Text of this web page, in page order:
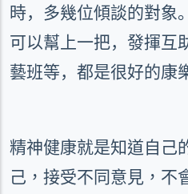
時，多幾位傾談的對象
可以幫上一把，發揮互
藝班等，都是很好的康
精神健康就是知道自己
己，接受不同意見，不